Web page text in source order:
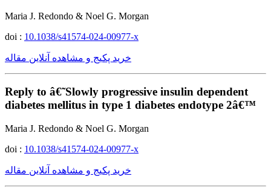
Maria J. Redondo & Noel G. Morgan
doi : 10.1038/s41574-024-00977-x
خرید پکیج و مشاهده آنلاین مقاله
Reply to â€˜Slowly progressive insulin dependent
diabetes mellitus in type 1 diabetes endotype 2â€™
Maria J. Redondo & Noel G. Morgan
doi : 10.1038/s41574-024-00977-x
خرید پکیج و مشاهده آنلاین مقاله